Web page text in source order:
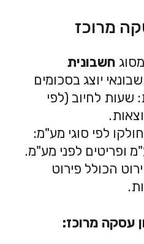
מרוכז
חשבונית
יוצג בסכומים
שעות לחיוב (לפי
לפי סוגי מע"מ:
ופריטים לפני מע"מ.
הכולל פירוט
עסקה מרוכז: